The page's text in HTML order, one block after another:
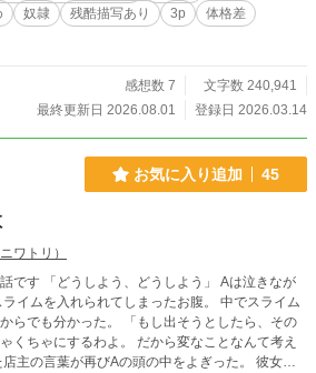
奴隷 残酷描写あり 3p
体格差
感想数 7
文字数 240,941
最終更新日 2026.08.01
登録日 2026.03.14
お気に入り追加 45
ワトリ）
Aは泣きなが
イムを入れられてしまったお腹。 中でスライム
「もし出そうとしたら、その
くちゃにするわよ。 だから変なことなんて考え